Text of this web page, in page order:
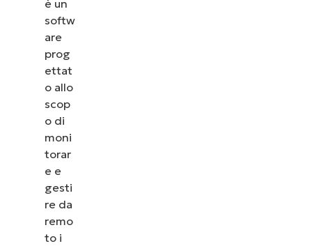
è un
softw
are
prog
ettat
o allo
scop
o di
moni
torar
e e
gesti
re da
remo
to i